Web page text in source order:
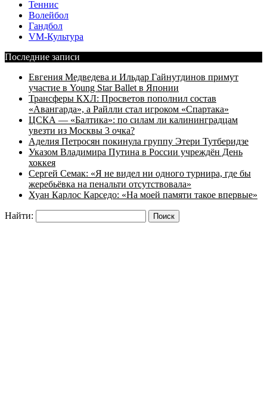
Теннис
Волейбол
Гандбол
VM-Культура
Последние записи
Евгения Медведева и Ильдар Гайнутдинов примут
участие в Young Star Ballet в Японии
Трансферы КХЛ: Просветов пополнил состав
«Авангарда», а Райлли стал игроком «Спартака»
ЦСКА — «Балтика»: по силам ли калининградцам
увезти из Москвы 3 очка?
Аделия Петросян покинула группу Этери Тутберидзе
Указом Владимира Путина в России учреждён День
хоккея
Сергей Семак: «Я не видел ни одного турнира, где бы
жеребьёвка на пенальти отсутствовала»
Хуан Карлос Карседо: «На моей памяти такое впервые»
Найти: